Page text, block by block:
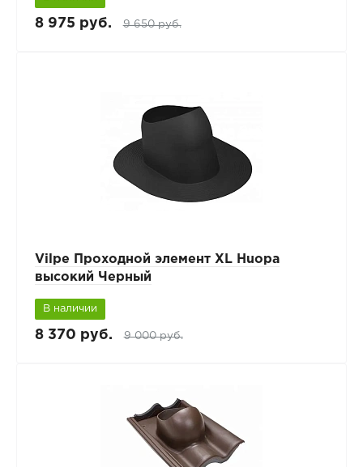
8 975 руб. 9 650 руб.
Vilpe Проходной элемент XL Huopa
высокий Черный
В наличии
8 370 руб. 9 000 руб.